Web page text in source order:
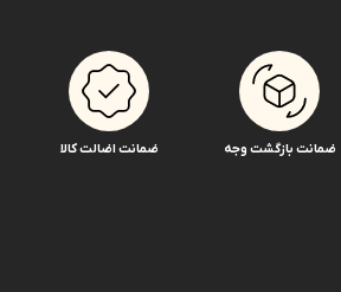
ضمانت بازگشت وجه ضمانت اضالت کالا